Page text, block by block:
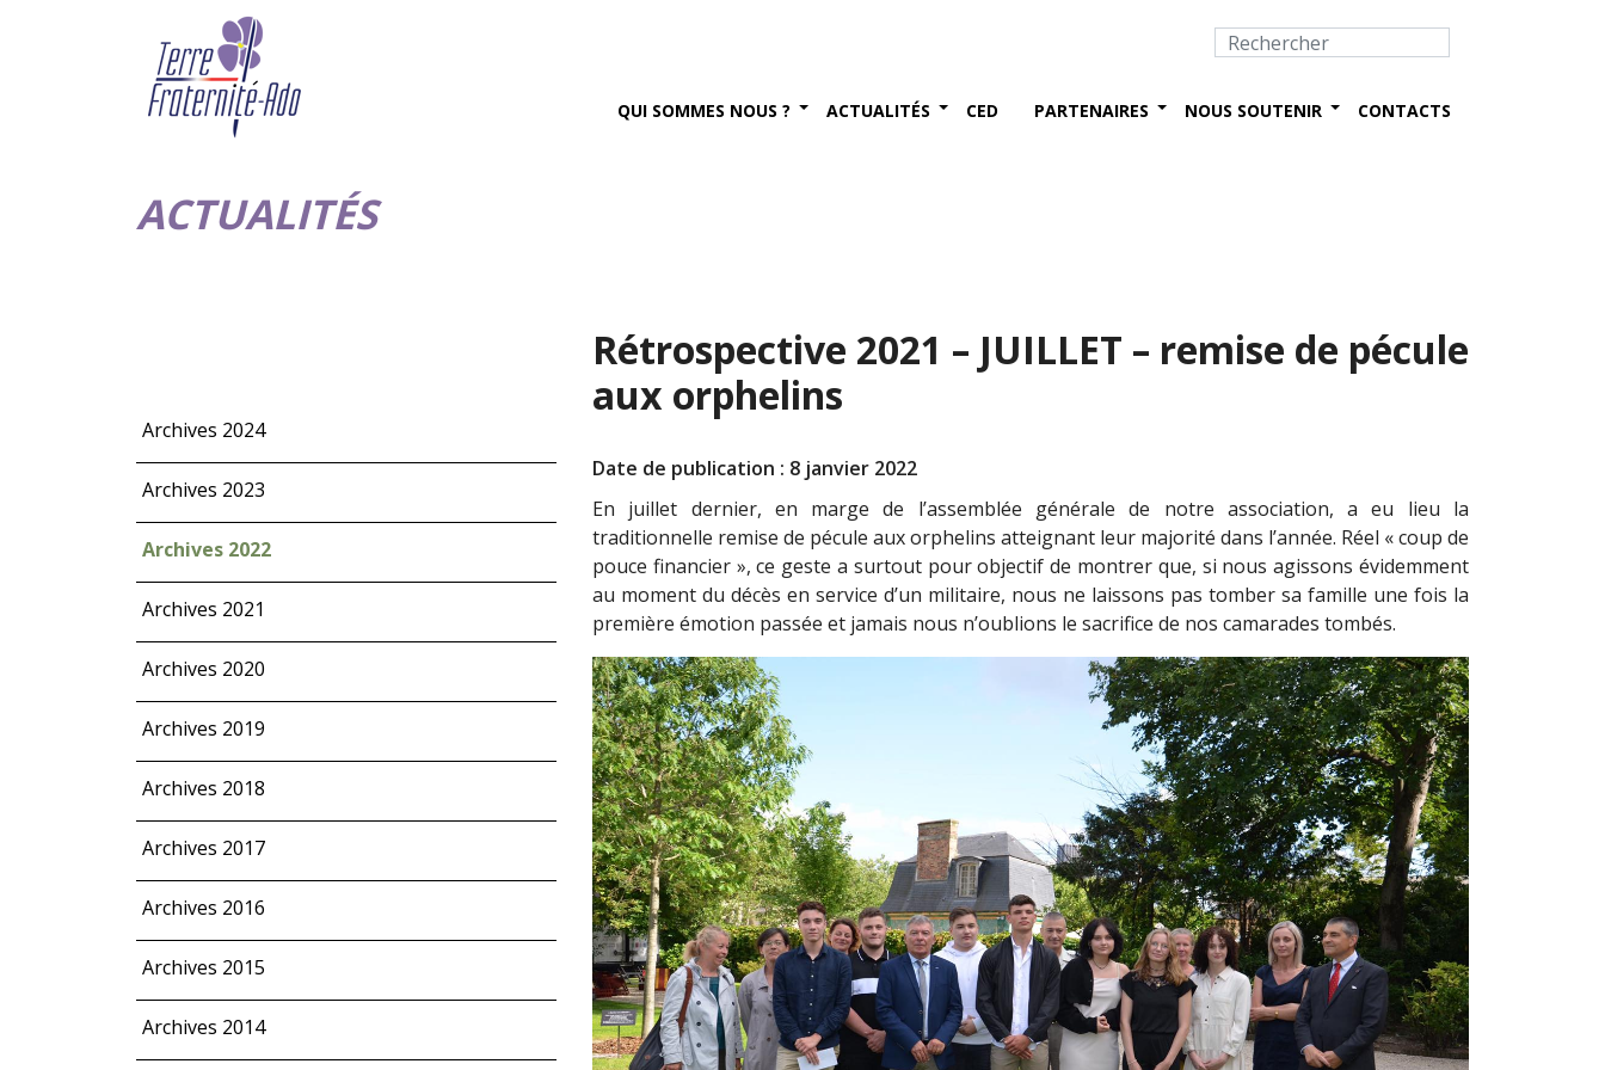
QUI SOMMES NOUS ? ACTUALITÉS CED PARTENAIRES NOUS SOUTENIR CONTACTS
ACTUALITÉS
Archives 2024
Archives 2023
Archives 2022
Archives 2021
Archives 2020
Archives 2019
Archives 2018
Archives 2017
Archives 2016
Archives 2015
Archives 2014
Rétrospective 2021 – JUILLET – remise de pécule
aux orphelins
Date de publication : 8 janvier 2022
En juillet dernier, en marge de l’assemblée générale de notre association, a eu lieu la
traditionnelle remise de pécule aux orphelins atteignant leur majorité dans l’année. Réel « coup de
pouce financier », ce geste a surtout pour objectif de montrer que, si nous agissons évidemment
au moment du décès en service d’un militaire, nous ne laissons pas tomber sa famille une fois la
première émotion passée et jamais nous n’oublions le sacrifice de nos camarades tombés.